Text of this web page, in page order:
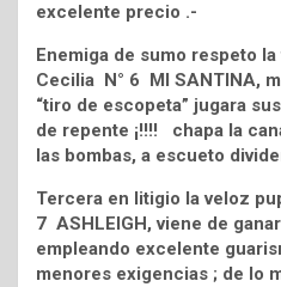
excelente precio .-
Enemiga de sumo respeto
Cecilia N° 6 MI SANTINA,
“tiro de escopeta” jugara
de repente ¡!!!! chapa la
las bombas, a escueto
Tercera en litigio la veloz
7 ASHLEIGH, viene de
empleando excelente
menores exigencias ; de lo